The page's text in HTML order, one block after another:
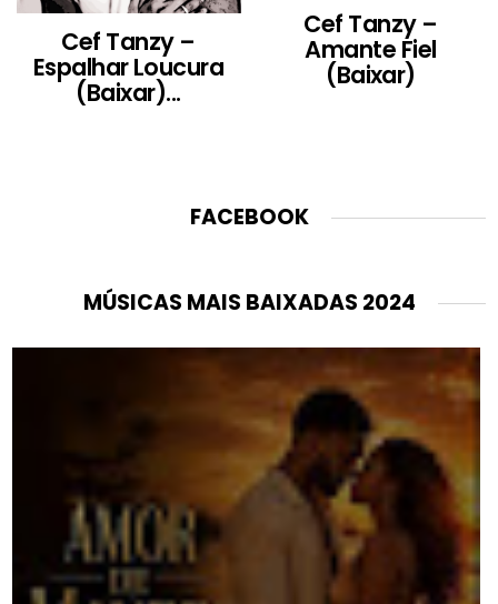
Cef Tanzy –
Espalhar Loucura
(Baixar)...
Cef Tanzy –
Amante Fiel
(Baixar)
FACEBOOK
MÚSICAS MAIS BAIXADAS 2024